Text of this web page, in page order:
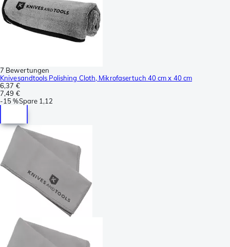
7 Bewertungen
Knivesandtools Polishing Cloth, Mikrofasertuch 40 cm x 40 cm
6,37 €
7,49 €
-15 %Spare 1,12